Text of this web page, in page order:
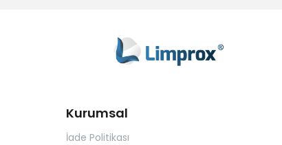
Kurumsal
İade Politikası